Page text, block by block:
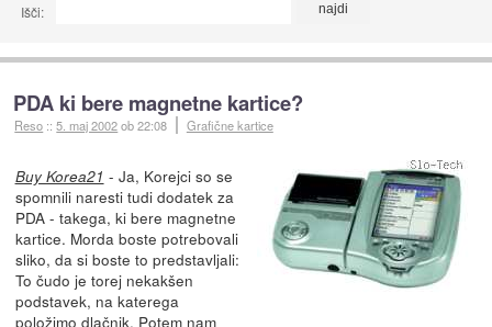
Išči:
PDA ki bere magnetne kartice?
Reso ::5. maj 2002ob 22:08 Grafične kartice
Buy Korea21 - Ja, Korejci so se
spomnili naresti tudi dodatek za
PDA - takega, ki bere magnetne
kartice. Morda boste potrebovali
sliko, da si boste to predstavljali:
To čudo je torej nekakšen
podstavek, na katerega
položimo dlačnik. Potem nam